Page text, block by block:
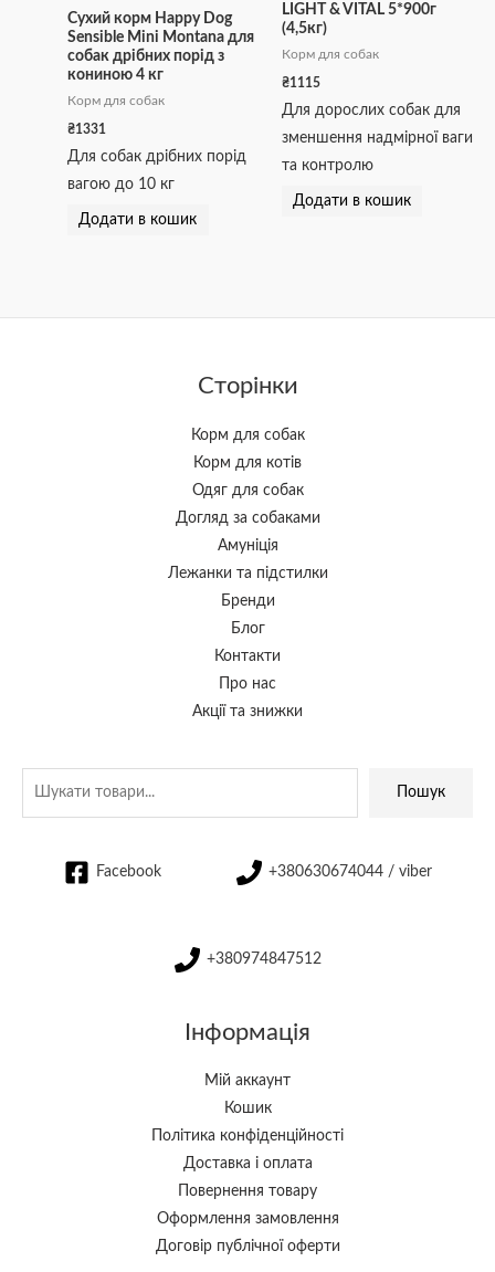
Сухий корм Happy Dog
Sensible Mini Montana для
собак дрібних порід з
кониною 4 кг
Корм для собак
₴1331
Для собак дрібних порід
вагою до 10 кг
Додати в кошик
LIGHT & VITAL 5*900г
(4,5кг)
Корм для собак
₴1115
Для дорослих собак для
зменшення надмірної ваги
та контролю
Додати в кошик
Сторінки
Корм для собак
Корм для котів
Одяг для собак
Догляд за собаками
Амуніція
Лежанки та підстилки
Бренди
Блог
Контакти
Про нас
Акції та знижки
Пошук
Facebook +380630674044 / viber
+380974847512
Інформація
Мій аккаунт
Кошик
Політика конфіденційності
Доставка і оплата
Повернення товару
Оформлення замовлення
Договір публічної оферти